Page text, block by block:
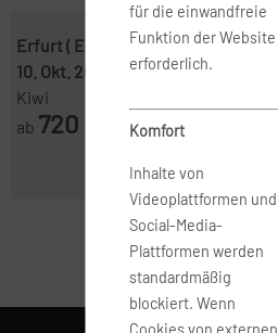
Erfurt ( ERF )
Barcelona ( BCN )
10. Okt. 2026
13. Okt. 2026
Kiwi
ab 720
für die einwandfreie
Funktion der Website
erforderlich.
Komfort
Inhalte von
Videoplattformen und
Social-Media-
Plattformen werden
standardmäßig
blockiert. Wenn
Cookies von externen